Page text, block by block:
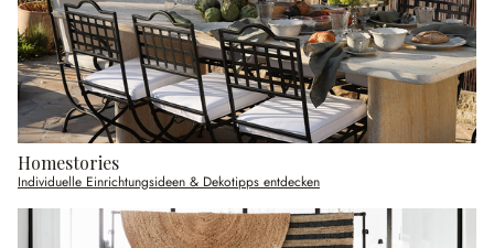
Homestories
Individuelle Einrichtungsideen & Dekotipps entdecken